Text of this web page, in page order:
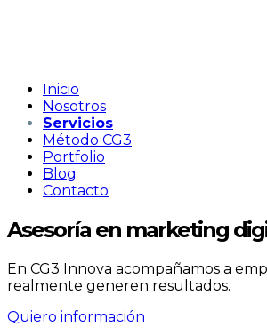
Inicio
Nosotros
Servicios
Método CG3
Portfolio
Blog
Contacto
Asesoría en marketing
En CG3 Innova acompañamos a
realmente generen resultados.
Quiero información